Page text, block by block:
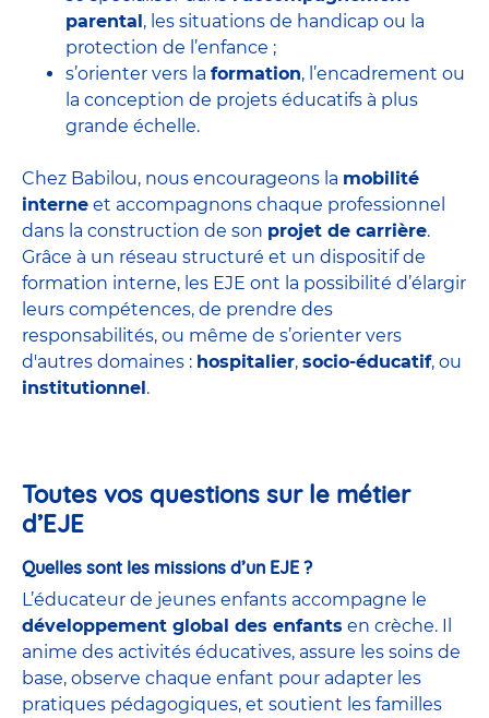
parental, les situations de handicap ou la
protection de l’enfance ;
s’orienter vers la formation, l’encadrement ou
la conception de projets éducatifs à plus
grande échelle.
Chez Babilou, nous encourageons la mobilité
interne et accompagnons chaque professionnel
dans la construction de son projet de carrière.
Grâce à un réseau structuré et un dispositif de
formation interne, les EJE ont la possibilité d’élargir
leurs compétences, de prendre des
responsabilités, ou même de s’orienter vers
d'autres domaines : hospitalier, socio-éducatif, ou
institutionnel.
Toutes vos questions sur le métier
d’EJE
Quelles sont les missions d’un EJE ?
L’éducateur de jeunes enfants accompagne le
développement global des enfants en crèche. Il
anime des activités éducatives, assure les soins de
base, observe chaque enfant pour adapter les
pratiques pédagogiques, et soutient les familles